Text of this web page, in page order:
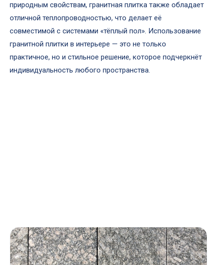
природным свойствам, гранитная плитка также обладает
отличной теплопроводностью, что делает её
совместимой с системами «тёплый пол». Использование
гранитной плитки в интерьере — это не только
практичное, но и стильное решение, которое подчеркнёт
индивидуальность любого пространства.